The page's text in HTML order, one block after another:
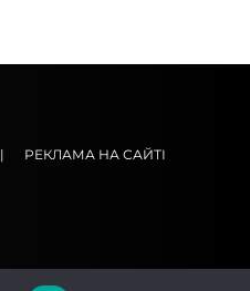
| РЕКЛАМА НА САЙТІ